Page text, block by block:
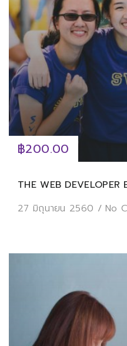
฿200.00
THE WEB DEVELOPER
27 มิถุนายน 2560 /No